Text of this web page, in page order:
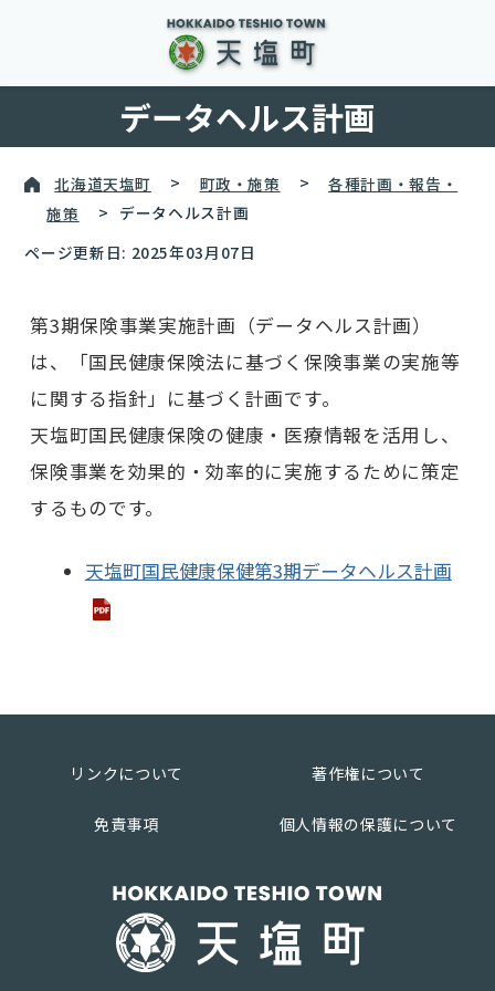
データヘルス計画
北海道天塩町 > 町政・施策 >
各種計画・報告・
施策
> データヘルス計画
ページ更新日: 2025年03月07日
第3期保険事業実施計画（データヘルス計画）
は、「国民健康保険法に基づく保険事業の実施等
に関する指針」に基づく計画です。
天塩町国民健康保険の健康・医療情報を活用し、
保険事業を効果的・効率的に実施するために策定
するものです。
天塩町国民健康保健第3期データヘルス計画
リンクについて 著作権について
免責事項 個人情報の保護について